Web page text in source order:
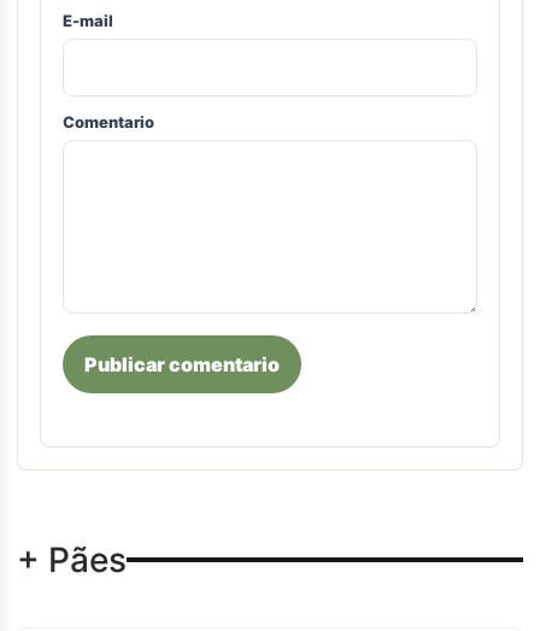
E-mail
Comentario
Publicar comentario
+ Pães